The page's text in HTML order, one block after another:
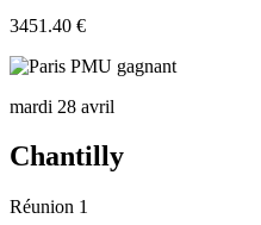
3451.40 €
mardi 28 avril
Chantilly
Réunion 1